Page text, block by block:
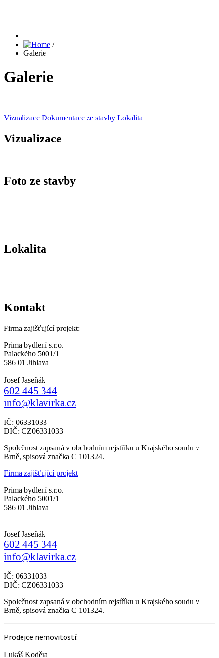
/
Galerie
Galerie
Vizualizace Dokumentace ze stavby Lokalita
Vizualizace
Foto ze stavby
Lokalita
Kontakt
Firma zajišťující projekt:
Prima bydlení s.r.o.
Palackého 5001/1
586 01 Jihlava
Josef Jaseňák
602 445 344
info@klavirka.cz
IČ: 06331033
DIČ: CZ06331033
Společnost zapsaná v obchodním rejstříku u Krajského soudu v
Brně, spisová značka C 101324.
Firma zajišťující projekt
Prima bydlení s.r.o.
Palackého 5001/1
586 01 Jihlava
Josef Jaseňák
602 445 344
info@klavirka.cz
IČ: 06331033
DIČ: CZ06331033
Společnost zapsaná v obchodním rejstříku u Krajského soudu v
Brně, spisová značka C 101324.
Prodejce nemovitostí:
Lukáš Koděra